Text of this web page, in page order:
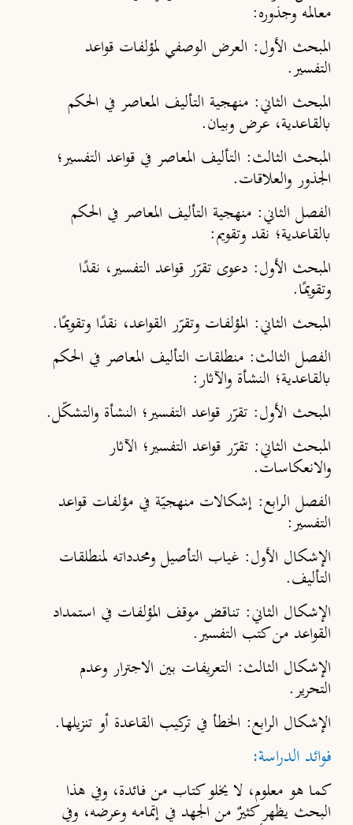
معالمه وجذوره:
المبحث الأول: العرض الوصفي لمؤلفات قواعد
التفسير.
المبحث الثاني: منهجية التأليف المعاصر في الحكم
بالقاعدية، عرض وبيان.
المبحث الثالث: التأليف المعاصر في قواعد التفسير؛
الجذور والعلاقات.
الفصل الثاني: منهجية التأليف المعاصر في الحكم
بالقاعدية؛ نقد وتقويم:
المبحث الأول: دعوى تقرّر قواعد التفسير، نقدًا
وتقويمًا.
المبحث الثاني: المؤلفات وتقرّر القواعد، نقدًا وتقويمًا.
الفصل الثالث: منطلقات التأليف المعاصر في الحكم
بالقاعدية؛ النشأة والآثار:
المبحث الأول: تقرّر قواعد التفسير؛ النشأة والتشكّل.
المبحث الثاني: تقرّر قواعد التفسير؛ الآثار
والانعكاسات.
الفصل الرابع: إشكالات منهجيّة في مؤلفات قواعد
التفسير:
الإشكال الأول: غياب التأصيل ومحدداته لمنطلقات
التأليف.
الإشكال الثاني: تناقض موقف المؤلفات في استمداد
القواعد من كتب التفسير.
الإشكال الثالث: التعريفات بين الاجترار وعدم
التحرير.
الإشكال الرابع: الخطأ في تركيب القاعدة أو تنزيلها.
فوائد الدراسة:
كما هو معلوم، لا يخلو كتاب من فائدة، وفي هذا
البحث يظهر كثيرٌ من الجهد في إتمامه وعرضه، وفي